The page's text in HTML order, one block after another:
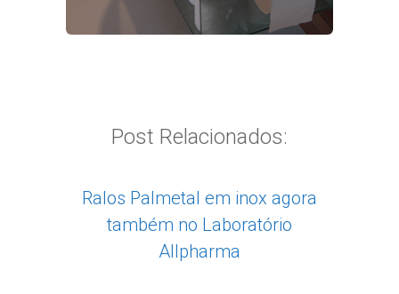
Post Relacionados:
Ralos Palmetal em inox agora
também no Laboratório
Allpharma